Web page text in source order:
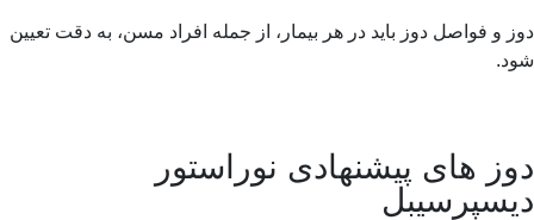
و فواصل دوز باید در هر بیمار، از جمله افراد مسن، به دقت تعیین
های پیشنهادی نوراستور